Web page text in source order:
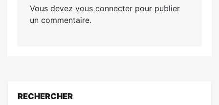
Vous devez vous connecterpour publier
un commentaire.
RECHERCHER